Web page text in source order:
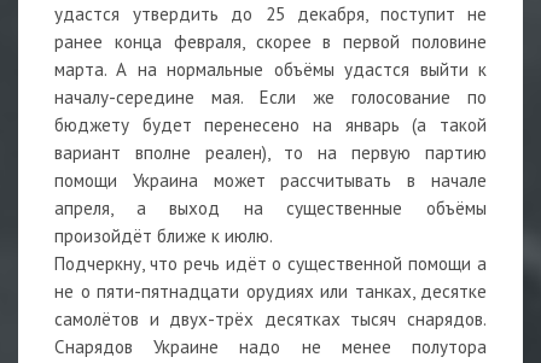
удастся утвердить до 25 декабря, поступит не
ранее конца февраля, скорее в первой половине
марта. А на нормальные объёмы удастся выйти к
началу-середине мая. Если же голосование по
бюджету будет перенесено на январь (а такой
вариант вполне реален), то на первую партию
помощи Украина может рассчитывать в начале
апреля, а выход на существенные объёмы
произойдёт ближе к июлю.
Подчеркну, что речь идёт о существенной помощи а
не о пяти-пятнадцати орудиях или танках, десятке
самолётов и двух-трёх десятках тысяч снарядов.
Снарядов Украине надо не менее полутора